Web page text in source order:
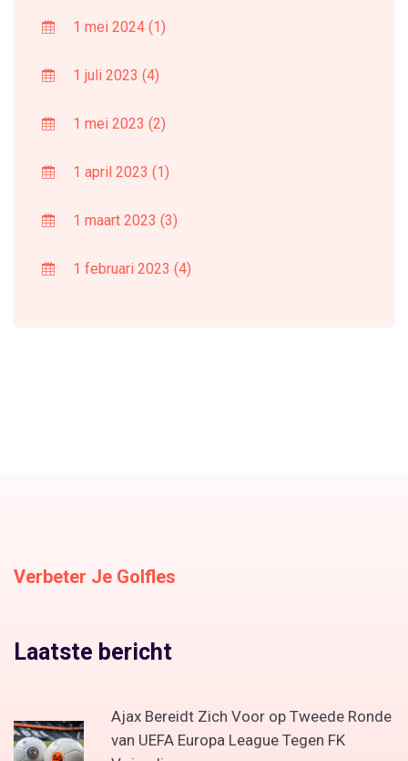
1 mei 2024 (1)
1 juli 2023 (4)
1 mei 2023 (2)
1 april 2023 (1)
1 maart 2023 (3)
1 februari 2023 (4)
Verbeter Je Golfles
Laatste bericht
Ajax Bereidt Zich Voor op Tweede Ronde
van UEFA Europa League Tegen FK